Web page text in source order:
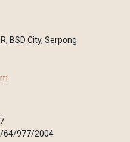
BSD City, Serpong
64/977/2004